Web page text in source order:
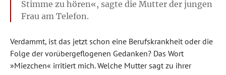
Stimme zu hören«, sagte die Mutter der jungen
Frau am Telefon.
Verdammt, ist das jetzt schon eine Berufskrankheit oder die
Folge der vorübergeflogenen Gedanken? Das Wort
»Miezchen« irritiert mich. Welche Mutter sagt zu ihrer